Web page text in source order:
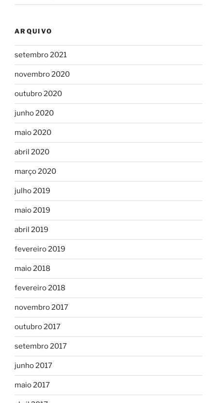
ARQUIVO
setembro 2021
novembro 2020
outubro 2020
junho 2020
maio 2020
abril 2020
março 2020
julho 2019
maio 2019
abril 2019
fevereiro 2019
maio 2018
fevereiro 2018
novembro 2017
outubro 2017
setembro 2017
junho 2017
maio 2017